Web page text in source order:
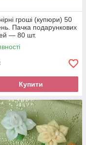
гроші (купюри) 50
Пачка подарункових
— 80 шт.
Купити